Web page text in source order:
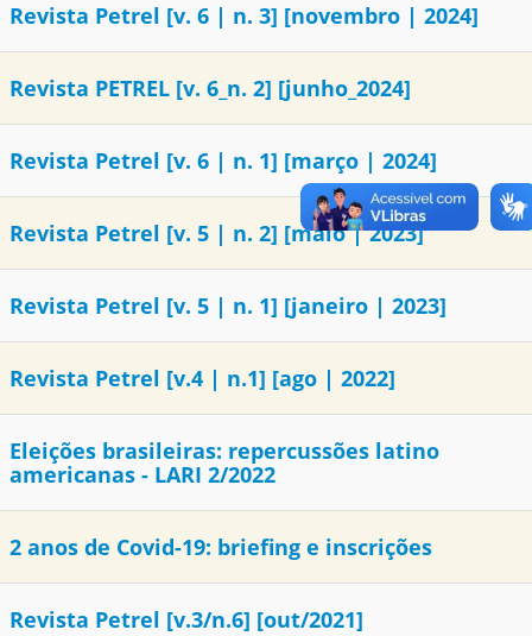
Revista Petrel [v. 6 | n. 3] [novembro | 2024]
Revista PETREL [v. 6_n. 2] [junho_2024]
Revista Petrel [v. 6 | n. 1] [março | 2024]
Revista Petrel [v. 5 | n. 2] [maio | 2023]
Revista Petrel [v. 5 | n. 1] [janeiro | 2023]
Revista Petrel [v.4 | n.1] [ago | 2022]
Eleições brasileiras: repercussões latino
americanas - LARI 2/2022
2 anos de Covid-19: briefing e inscrições
Revista Petrel [v.3/n.6] [out/2021]